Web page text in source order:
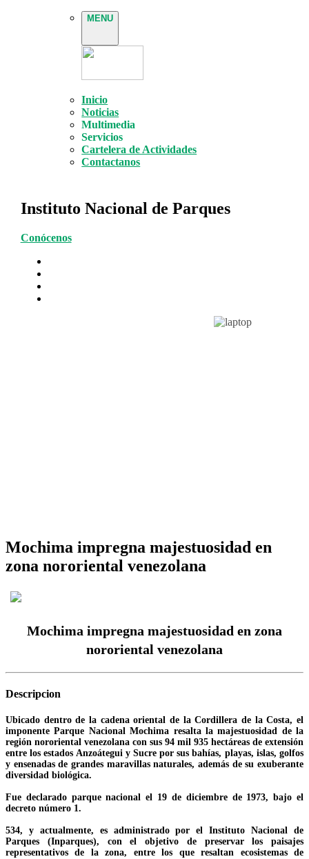
MENU
Inicio
Noticias
Multimedia
Servicios
Cartelera de Actividades
Contactanos
Instituto Nacional de Parques
Conócenos
Mochima impregna majestuosidad en
zona nororiental venezolana
Mochima impregna majestuosidad en zona
nororiental venezolana
Descripcion
Ubicado dentro de la cadena oriental de la Cordillera de la Costa, el
imponente Parque Nacional Mochima resalta la majestuosidad de la
región nororiental venezolana con sus 94 mil 935 hectáreas de extensión
entre los estados Anzoátegui y Sucre por sus bahías, playas, islas, golfos
y ensenadas de grandes maravillas naturales, además de su exuberante
diversidad biológica.
Fue declarado parque nacional el 19 de diciembre de 1973, bajo el
decreto número 1.
534, y actualmente, es administrado por el Instituto Nacional de
Parques (Inparques), con el objetivo de preservar los paisajes
representativos de la zona, entre los que resaltan ecosistemas de